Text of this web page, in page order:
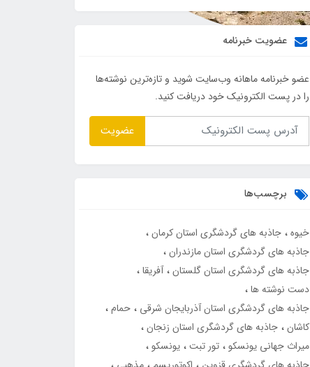
عضویت خبرنامه
عضو خبرنامه ماهانه وب‌سایت شوید و تازه‌ترین نوشته‌ها
را در پست الکترونیک خود دریافت کنید.
عضویت
برچسب‌ها
خیوه جاذبه های گردشگری استان کرمان
جاذبه های گردشگری استان مازندران
جاذبه های گردشگری استان گلستان آفریقا
دست نوشته ها
جاذبه های گردشگری استان آذربایجان شرقی حمام
کاشان جاذبه های گردشگری استان زنجان
میراث جهانی یونسکو تور تبت یونسکو